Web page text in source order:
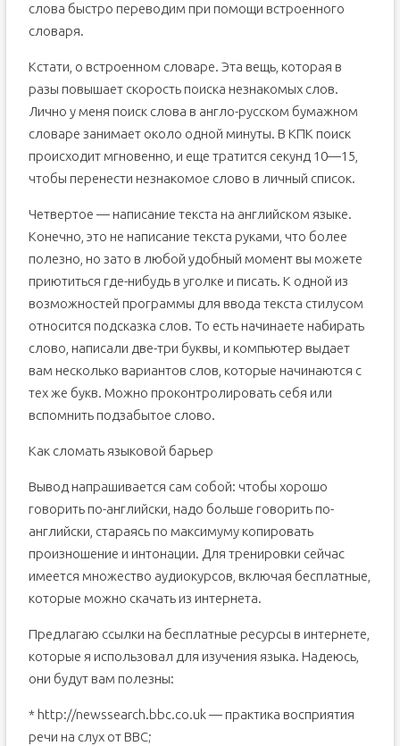
слова быстро переводим при помощи встроенного
словаря.
Кстати, о встроенном словаре. Эта вещь, которая в
разы повышает скорость поиска незнакомых слов.
Лично у меня поиск слова в англо-русском бумажном
словаре занимает около одной минуты. В КПК поиск
происходит мгновенно, и еще тратится секунд 10—15,
чтобы перенести незнакомое слово в личный список.
Четвертое — написание текста на английском языке.
Конечно, это не написание текста руками, что более
полезно, но зато в любой удобный момент вы можете
приютиться где-нибудь в уголке и писать. К одной из
возможностей программы для ввода текста стилусом
относится подсказка слов. То есть начинаете набирать
слово, написали две-три буквы, и компьютер выдает
вам несколько вариантов слов, которые начинаются с
тех же букв. Можно проконтролировать себя или
вспомнить подзабытое слово.
Как сломать языковой барьер
Вывод напрашивается сам собой: чтобы хорошо
говорить по-английски, надо больше говорить по-
английски, стараясь по максимуму копировать
произношение и интонации. Для тренировки сейчас
имеется множество аудиокурсов, включая бесплатные,
которые можно скачать из интернета.
Предлагаю ссылки на бесплатные ресурсы в интернете,
которые я использовал для изучения языка. Надеюсь,
они будут вам полезны:
* http://newssearch.bbc.co.uk — практика восприятия
речи на слух от BBC;